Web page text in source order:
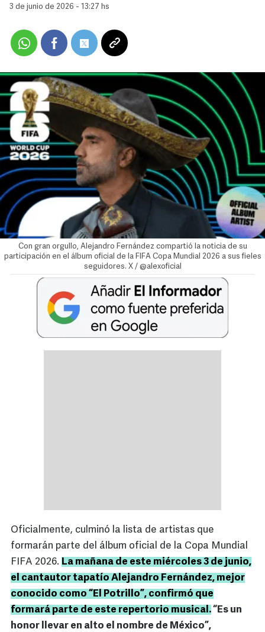
3 de junio de 2026 - 13:27 hs
Con gran orgullo, Alejandro Fernández compartió la noticia de su
participación en el álbum oficial de la FIFA Copa Mundial 2026 a sus fieles
seguidores. X / @alexoficial
Oficialmente, culminó la lista de artistas que
formarán parte del álbum oficial de la Copa Mundial
FIFA 2026. La mañana de este miércoles 3 de junio,
el cantautor tapatío Alejandro Fernández, mejor
conocido como “El Potrillo”, confirmó que
formará parte de este repertorio musical.“Es un
honor llevar en alto el nombre de México”,